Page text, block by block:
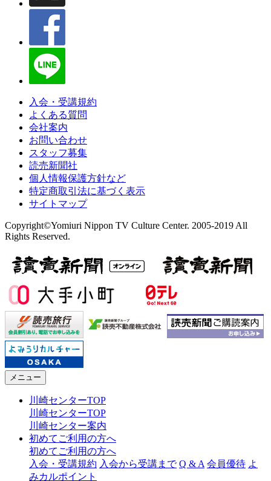
入会・受講規約
よくある質問
会社案内
お問い合わせ
スタッフ募集
読売新聞社
個人情報保護方針など
特定商取引法に基づく表示
サイトマップ
Copyright©Yomiuri Nippon TV Culture Center. 2005-2019 All
Rights Reserved.
メニュー
川崎センターTOP
川崎センターTOP
川崎センター案内
初めてご利用の方へ
初めてご利用の方へ
入会・受講規約 入会から受講まで Q & A 会員優待 よ
みカルポイント